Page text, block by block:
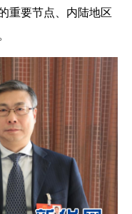
重要节点、内陆地区